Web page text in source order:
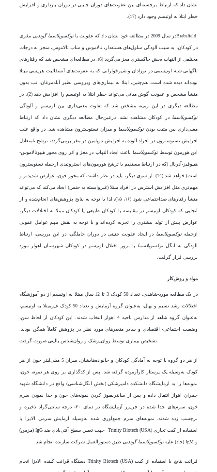
نشان داد که ارتباط برجسته‌ای بین عفونت‌های دوران جنینی در دوران بارداری و افزایش
خطر ابتلا به اوتیسم وجود دارد (17).
Brabsfieldدر سال 2009 در مطالعه خود نشان داد که عفونت با توکسوپلاسما گوندیی مغزی
در کودکان، به سبب آلودگی سلول‌های هسته‌دار، تالاموس و ساب تالاموس، منجر به درجات
مختلفی از التهاب بخش خاکستری مغز می‌گردد (6). در مطالعه‌ای مشخص شد که رفتارهای
ناگهانی شبه اوتیسمی در نوزادان و شیرخوارانی که به عفونت‌های آنسفالیت هرپسی مبتلا
بوده‌اند دیده شده است. هم‌چنین، ابتلا به بیماری‌های ویروسی نظیر آبله‌مرغان، تب بدون
منشأ مشخص و عفونت گوش میانی می‌تواند خطر ابتلا به اوتیسم را افزایش دهد (2). در
مطالعه دیگری در این زمینه مشخص شد که تفاوت معنی‌داری بین اوتیسم و آلودگی
توکسوپلاسما در کودکان مشاهده نشد. درعین‌حال مطالعه دیگری نشان داد که ارتباط
معنی‌داری بین مثبت بودنتوکسوپلاسما و میزان تستوسترون مشاهده شد. در واقع علت
افزایش تستوسترون در افراد آلوده به افزایش دوپامین در مغز برمی‌گردد، ترشح نامتعادل
این هورمون توسطتوکسوپلاسما باعث ایجاد التهاب در مغز و اثر روی محور هیپوتالاموس-
هیپوفیز-آدرنال (که در ارتباط مستقیم با ترشح هورمون‌های استروئیدی ازجمله تستوسترون
است) خواهد شد (14). از سوی دیگر، باید در نظر داشت که محور فوق، عوارض شدیدتر و
مهم‌تری مثل افزایش استرس در افراد مبتلا (غیر‌وابسته به جنس) ایجاد می‌کند که می‌تواند
منشأ رفتارهای ضداجتماعی شود (۱۶، ۱۵)، لذا با توجه به نتایج پژوهش‌های انجام‌شده و از
آنجایی ‌که کودکان اوتیسم در مقایسه با کودکان طبیعی یا کودکان مبتلا به اختلالات دیگر،
عوارض پیش از تولد بیشتری را تجربه کرده‌اند و با توجه به نقش مهم عوامل عفونی
ازجملهتوکسوپلاسما در ایجاد عفونت جنینی در دوران حاملگی، در این بررسی، ارتباط
آلودگی به انگلتوکسوپلاسما با بروز اختلال اوتیسم در کودکان شهرستان اهواز مورد
بررسی قرار گرفت.
مواد و روش‌کار
در یک مطالعه مورد-شاهدی، تعداد 50 کودک 3 تا 12 سال مبتلا به اوتیسم از دو آموزشگاه
اختلالات رشد نسیم و نهال، به‌عنوان گروه آزمایش و تعداد 50 کودک غیرمبتلا به اوتیسم،
به‌عنوان گروه شاهد از مدارس ناحیه 4 اهواز انتخاب شدند. این کودکان از لحاظ سن،
وضعیت اجتماعی- اقتصادی و سایر متغیرهای مورد نظر در پژوهش کاملاً همگن بودند.
از هر دو گروه با توجه به آمادگی کودکان و خانواده‌هایشان، میزان 5 میلی‌لیتر خون از هر
کودک به‌وسیله یک پرستار کارآزموده گرفته شد. پس از کدگذاری بر روی هر نمونه خون،
نمونه‌ها را به آزمایشگاه دانشکده دامپزشکی (بخش انگل‌شناسی) واقع در دانشگاه شهید
چمران اهواز انتقال داده و پس از سانتریفیوژ کردن نمونه‌های خون و جدا نمودن سرم
خون، سرم‌های جدا شده در فریزر آزمایشگاه در دمای ۲۰- درجه سانتی‌گراد ذخیره و
برچسب زده شدند. نمونه‌های سرم جمع‌آوری ‌شده به‌وسیله آزمایش سرمی الایزا با
استفاده از کیت تجاری Trinity Biotech (USA) جهت تعیین سطح آنتی‌بادی ضد IgG (مزمن)
و IgM (حاد) علیه
توکسوپلاسما گوندیی طبق دستورالعمل شرکت سازنده انجام شد.
قرائت نتایج با استفاده از کیت Trinity Biotech (USA) دستگاه قرائت کننده الایزا انجام